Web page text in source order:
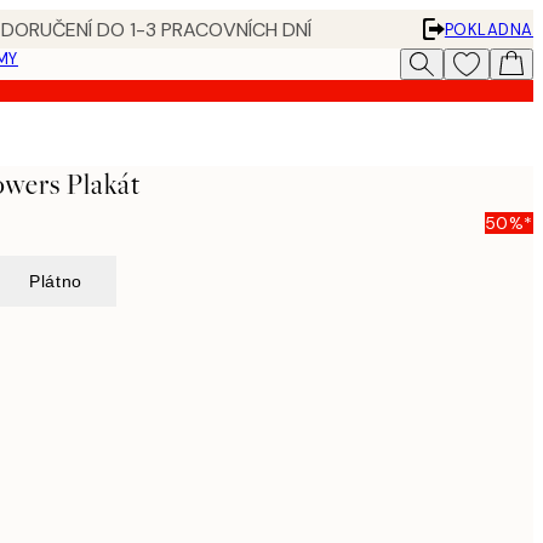
DO 1-3 PRACOVNÍCH DNÍ
POKLADNA
Plakát
50%*
Plátno